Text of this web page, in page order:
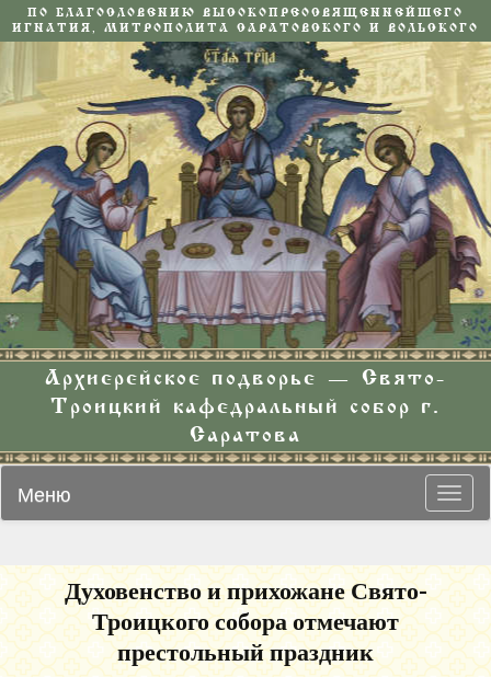
ПО БЛАГОСЛОВЕНИЮ ВЫСОКОПРЕОСВЯЩЕННЕЙШЕГО
ИГНАТИЯ, МИТРОПОЛИТА САРАТОВСКОГО И ВОЛЬСКОГО
Архиерейское подворье — Свято-
Троицкий кафедральный собор г.
Саратова
Меню
Духовенство и прихожане Свято-
Троицкого собора отмечают
престольный праздник